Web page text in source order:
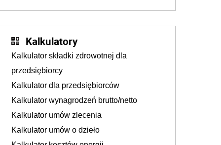
Kalkulatory
Kalkulator składki zdrowotnej dla
przedsiębiorcy
Kalkulator dla przedsiębiorców
Kalkulator wynagrodzeń brutto/netto
Kalkulator umów zlecenia
Kalkulator umów o dzieło